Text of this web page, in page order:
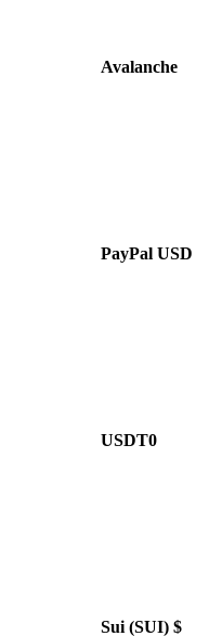
Avalanche
PayPal USD
USDT0
Sui (SUI) $